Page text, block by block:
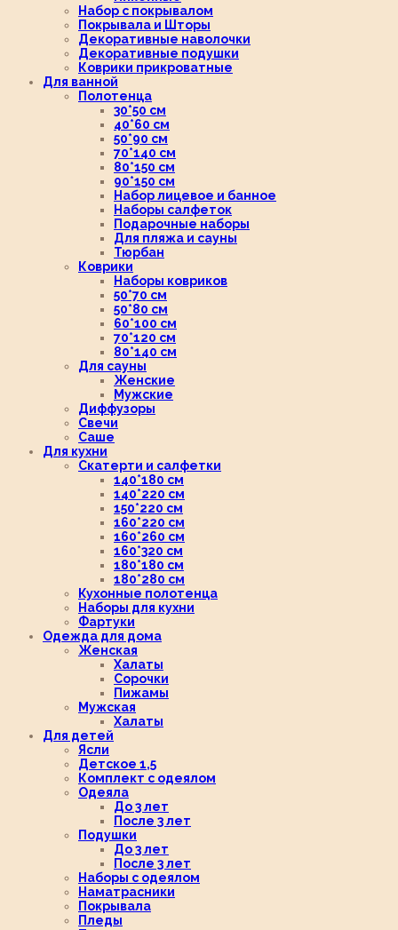
Набор с покрывалом
Покрывала и Шторы
Декоративные наволочки
Декоративные подушки
Коврики прикроватные
Для ванной
Полотенца
30*50 см
40*60 см
50*90 см
70*140 см
80*150 см
90*150 см
Набор лицевое и банное
Наборы салфеток
Подарочные наборы
Для пляжа и сауны
Тюрбан
Коврики
Наборы ковриков
50*70 см
50*80 см
60*100 см
70*120 см
80*140 см
Для сауны
Женские
Мужские
Диффузоры
Свечи
Саше
Для кухни
Скатерти и салфетки
140*180 см
140*220 см
150*220 см
160*220 см
160*260 см
160*320 см
180*180 см
180*280 см
Кухонные полотенца
Наборы для кухни
Фартуки
Одежда для дома
Женская
Халаты
Сорочки
Пижамы
Мужская
Халаты
Для детей
Ясли
Детское 1,5
Комплект с одеялом
Одеяла
До 3 лет
После 3 лет
Подушки
До 3 лет
После 3 лет
Наборы с одеялом
Наматрасники
Покрывала
Пледы